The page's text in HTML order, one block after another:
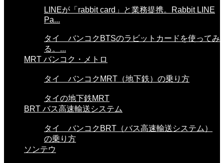
LINEが「rabbit card」と業務提携。Rabbit LINE
Pa...
タイ バンコクBTSのラビットカードを使ってみ
る。...
MRT バンコク・メトロ
タイ バンコクMRT（地下鉄）の乗り方
タイの地下鉄MRT
BRT バス高速輸送システム
タイ バンコクBRT（バス高速輸送システム）
の乗り方
ソンテウ